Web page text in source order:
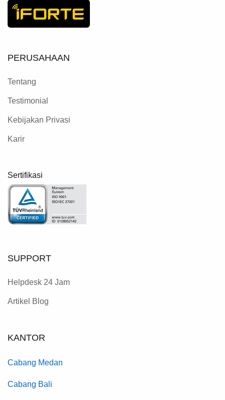
PERUSAHAAN
Tentang
Testimonial
Kebijakan Privasi
Karir
Sertifikasi
SUPPORT
Helpdesk 24 Jam
Artikel Blog
KANTOR
Cabang Medan
Cabang Bali